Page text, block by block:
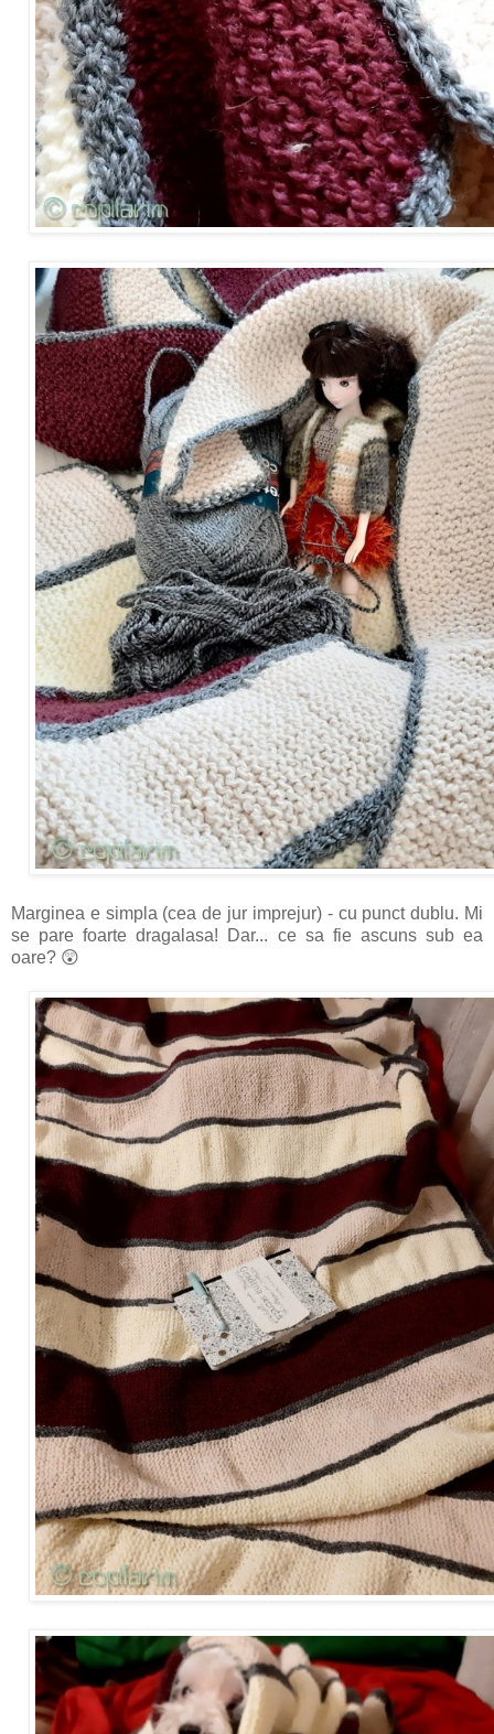
Marginea e simpla (cea de jur imprejur) - cu punct dublu. Mi
se pare foarte dragalasa! Dar... ce sa fie ascuns sub ea
oare? 😲